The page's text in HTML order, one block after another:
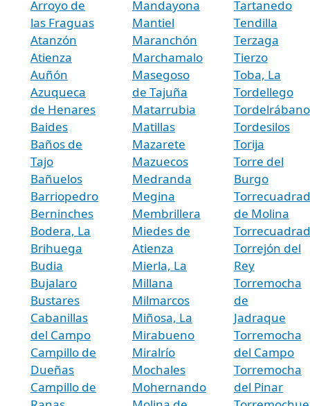
Arroyo de
las Fraguas
Atanzón
Atienza
Auñón
Azuqueca
de Henares
Baides
Baños de
Tajo
Bañuelos
Barriopedro
Berninches
Bodera, La
Brihuega
Budia
Bujalaro
Bustares
Cabanillas
del Campo
Campillo de
Dueñas
Campillo de
Mandayona
Mantiel
Maranchón
Marchamalo
Masegoso
de Tajuña
Matarrubia
Matillas
Mazarete
Mazuecos
Medranda
Megina
Membrillera
Miedes de
Atienza
Mierla, La
Millana
Milmarcos
Miñosa, La
Mirabueno
Miralrío
Mochales
Mohernando
Tartanedo
Tendilla
Terzaga
Tierzo
Toba, La
Tordellego
Tordelrábano
Tordesilos
Torija
Torre del
Burgo
de Molina
Torrejón del
Rey
Torremocha
de
Jadraque
Torremocha
del Campo
Torremocha
del Pinar